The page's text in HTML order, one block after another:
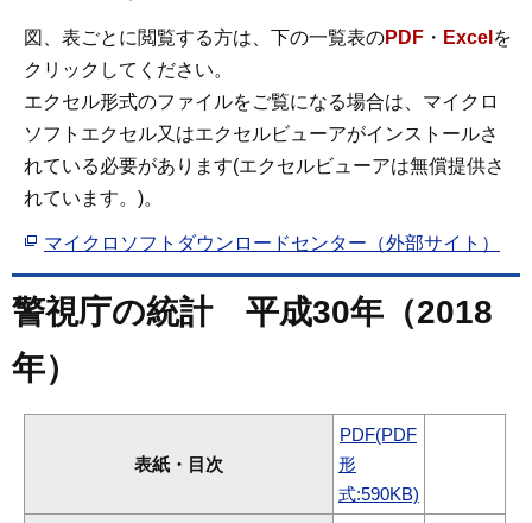
図、表ごとに閲覧する方は、下の一覧表のPDF ・ Excel を
クリックしてください。
エクセル形式のファイルをご覧になる場合は、マイクロ
ソフトエクセル又はエクセルビューアがインストールさ
れている必要があります(エクセルビューアは無償提供さ
れています。)。
マイクロソフトダウンロードセンター（外部サイト）
警視庁の統計 平成30年（2018
年）
表紙・目次
PDF(PDF
形
式:590KB)